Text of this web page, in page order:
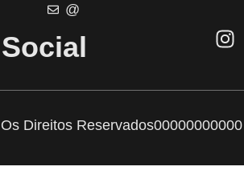
@
Social
Direitos Reservados00000000000